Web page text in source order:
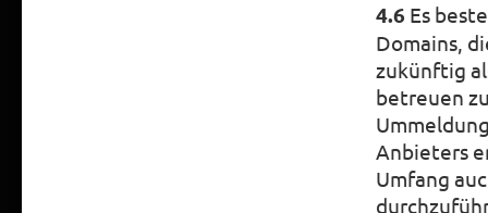
4.6 Es
Domains,
zukünftig
betreuen
Anbieters
Umfang